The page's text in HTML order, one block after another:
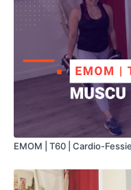
EMOM | T60 | Cardio-